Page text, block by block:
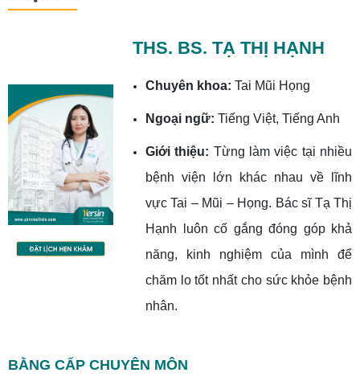
THS. BS. TẠ THỊ HẠNH
Chuyên khoa: Tai Mũi Họng
Ngoại ngữ: Tiếng Việt, Tiếng Anh
Giới thiệu: Từng làm việc tại nhiều
bệnh viện lớn khác nhau về lĩnh
vực Tai – Mũi – Họng. Bác sĩ Tạ Thị
Hạnh luôn cố gắng đóng góp khả
năng, kinh nghiệm của mình để
chăm lo tốt nhất cho sức khỏe bệnh
nhân.
BẰNG CẤP CHUYÊN MÔN